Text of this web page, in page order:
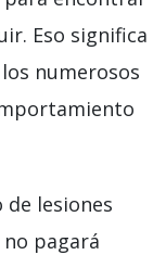
Eso significa
numerosos
lesiones
pagará